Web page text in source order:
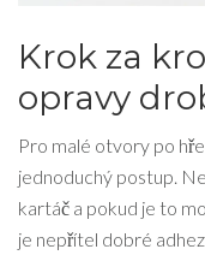
Krok za
opravy
Pro malé otvory po
jednoduchý postup.
kartáč a pokud je to
je nepřítel dobré